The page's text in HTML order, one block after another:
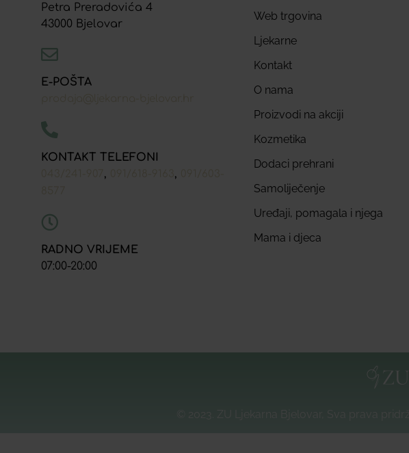
Petra Preradovića 4
43000 Bjelovar
E-POŠTA
KONTAKT TELEFONI
, ,
RADNO VRIJEME
07:00-20:00
Web trgovina
Ljekarne
Kontakt
O nama
Proizvodi na akciji
Kozmetika
Dodaci prehrani
Samoliječenje
Uređaji, pomagala i njega
Mama i djeca